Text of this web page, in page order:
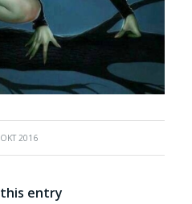
2016
entry